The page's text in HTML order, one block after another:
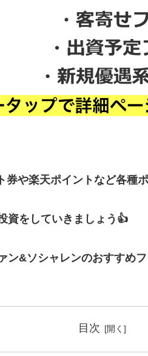
や楽天ポイントなど各種
資をしていきましょう👍
ン&ソシャレンのおすすめ
目次